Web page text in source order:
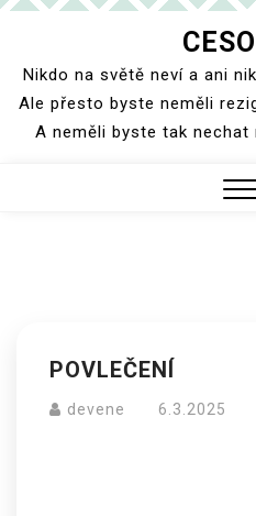
content
Nikdo na světě neví a ani
Ale přesto byste neměli
A neměli byste tak nechat
POVLEČENÍ
devene 6.3.2025